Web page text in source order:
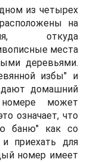
из четырех
на
откуда
места
деревьями.
избы" и
домашний
может
означает, что
баню" как со
приехать для
номер имеет